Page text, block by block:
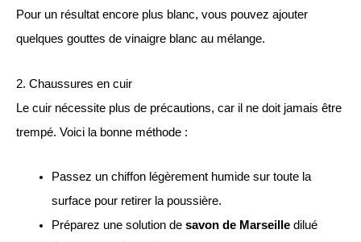
Pour un résultat encore plus blanc, vous pouvez ajouter
quelques gouttes de vinaigre blanc au mélange.
2. Chaussures en cuir
Le cuir nécessite plus de précautions, car il ne doit jamais être
trempé. Voici la bonne méthode :
Passez un chiffon légèrement humide sur toute la
surface pour retirer la poussière.
Préparez une solution de savon de Marseilledilué